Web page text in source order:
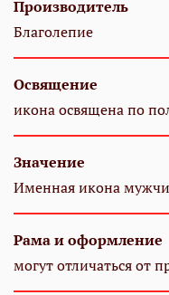
Производитель
Благолепие
Освящение
икона освящена по
Значение
Именная икона
Рама и оформление
могут отличаться от